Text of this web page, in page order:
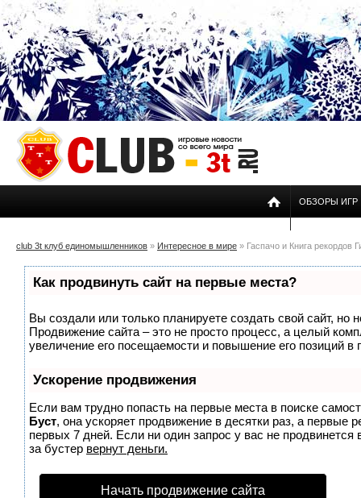
ОБЗОРЫ ИГР
club 3t клуб единомышленников » Интересное в мире » Гаспачо и Книга рекордов
Как продвинуть сайт на первые места?
Вы создали или только планируете создать свой сайт, но
Продвижение сайта – это не просто процесс, а целый
увеличение его посещаемости и повышение его позиций в
Ускорение продвижения
Если вам трудно попасть на первые места в поиске
Буст, она ускоряет продвижение в десятки раз, а первые
первых 7 дней. Если ни один запрос у вас не продвинется
за бустер вернут деньги.
Начать продвижение сайта